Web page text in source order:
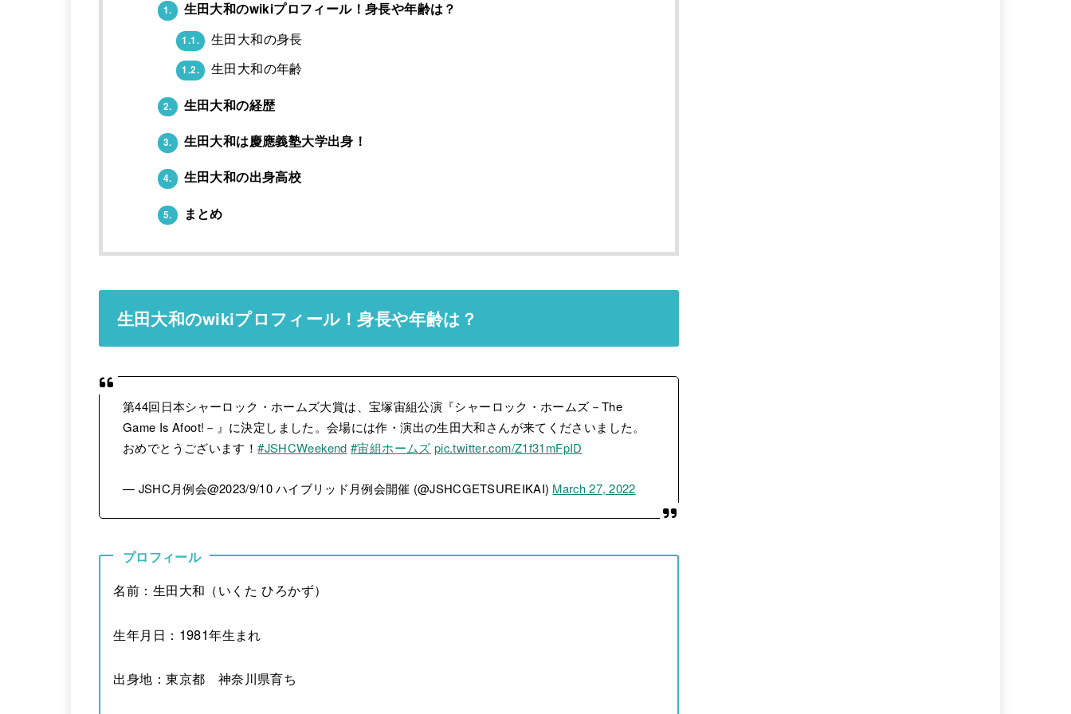
1. 生田大和のwikiプロフィール！身長や年齢は？
1.1. 生田大和の身長
1.2. 生田大和の年齢
2. 生田大和の経歴
3. 生田大和は慶應義塾大学出身！
4. 生田大和の出身高校
5. まとめ
生田大和のwikiプロフィール！身長や年齢は？
第44回日本シャーロック・ホームズ大賞は、宝塚宙組公演『シャーロック・ホームズ－The
Game Is Afoot!－』に決定しました。会場には作・演出の生田大和さんが来てくださいました。
おめでとうございます！#JSHCWeekend #宙組ホームズ pic.twitter.com/Z1f31mFpID
— JSHC月例会@2023/9/10 ハイブリッド月例会開催 (@JSHCGETSUREIKAI) March 27, 2022
プロフィール
名前：生田大和（いくた ひろかず）
生年月日：1981年生まれ
出身地：東京都 神奈川県育ち